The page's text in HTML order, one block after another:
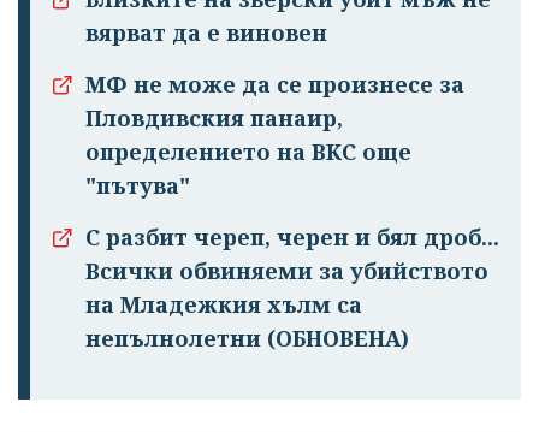
вярват да е виновен
МФ не може да се произнесе за
Пловдивския панаир,
определението на ВКС още
"пътува"
С разбит череп, черен и бял дроб...
Всички обвиняеми за убийството
на Младежкия хълм са
непълнолетни (ОБНОВЕНА)